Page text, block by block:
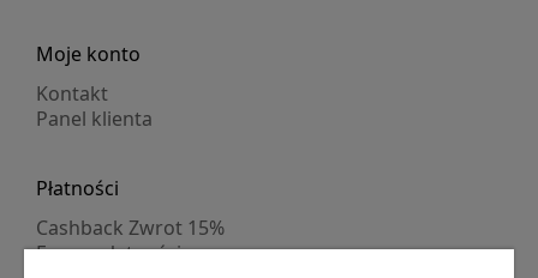
Moje konto
Kontakt
Panel klienta
Płatności
Cashback Zwrot 15%
Formy płatności